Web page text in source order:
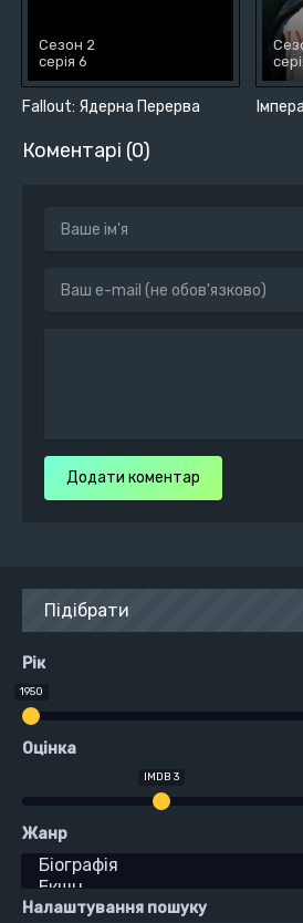
Fallout: Ядерна Перерва
Сезон 2
серія 6
Коментарі (0)
Додати коментар
Підібрати
Рік
1950
Оцінка
IMDB 3
Жанр
Налаштування пошуку